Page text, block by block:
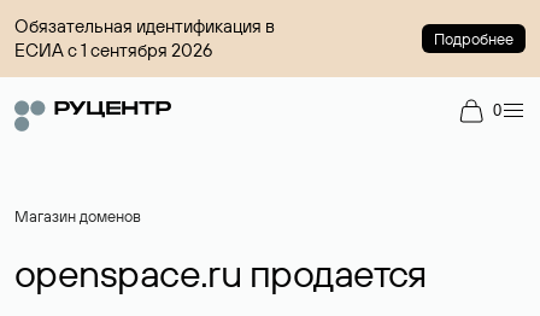
Обязательная идентификация в
ЕСИА с 1 сентября 2026
Подробнее
0
Магазин доменов
openspace.ru продается